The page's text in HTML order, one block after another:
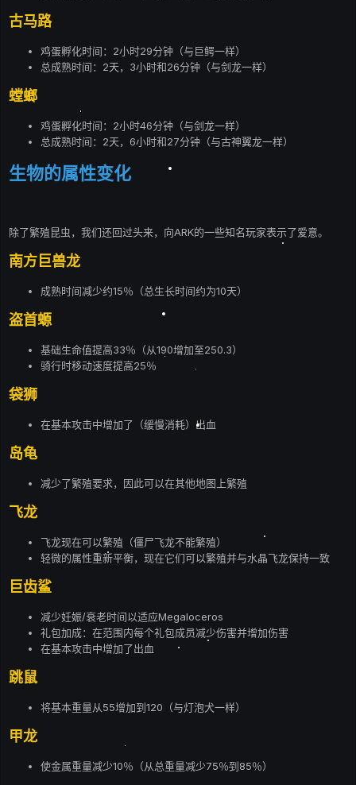
古马路
鸡蛋孵化时间：2小时29分钟（与巨鳄一样）
总成熟时间：2天，3小时和26分钟（与剑龙一样）
螳螂
鸡蛋孵化时间：2小时46分钟（与剑龙一样）
总成熟时间：2天，6小时和27分钟（与古神翼龙一样）
生物的属性变化
除了繁殖昆虫，我们还回过头来，向ARK的一些知名玩家表示了爱意。
南方巨兽龙
成熟时间减少约15％（总生长时间约为10天）
盗首螈
基础生命值提高33％（从190增加至250.3）
骑行时移动速度提高25％
袋狮
在基本攻击中增加了（缓慢消耗）出血
岛龟
减少了繁殖要求，因此可以在其他地图上繁殖
飞龙
飞龙现在可以繁殖（僵尸飞龙不能繁殖）
轻微的属性重新平衡，现在它们可以繁殖并与水晶飞龙保持一致
巨齿鲨
减少妊娠/衰老时间以适应Megaloceros
礼包加成：在范围内每个礼包成员减少伤害并增加伤害
在基本攻击中增加了出血
跳鼠
将基本重量从55增加到120（与灯泡犬一样）
甲龙
使金属重量减少10％（从总重量减少75％到85％）